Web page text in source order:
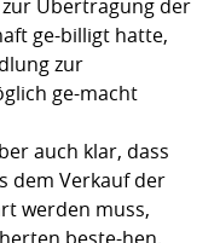
Übertragung der
ge-billigt hatte,
zur
ge-macht
auch klar, dass
dem Verkauf der
werden muss,